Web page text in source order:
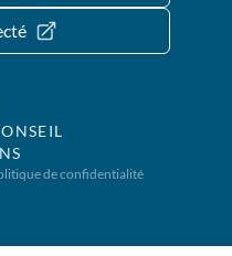
de confidentialité